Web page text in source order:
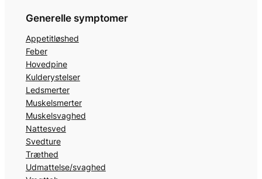
Generelle symptomer
Appetitløshed
Feber
Hovedpine
Kulderystelser
Ledsmerter
Muskelsmerter
Muskelsvaghed
Nattesved
Svedture
Træthed
Udmattelse/svaghed